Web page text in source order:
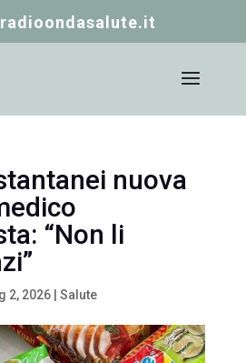
nuova
“Non li
2, 2026| Salute